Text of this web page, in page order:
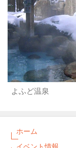
よふど温泉
ホーム